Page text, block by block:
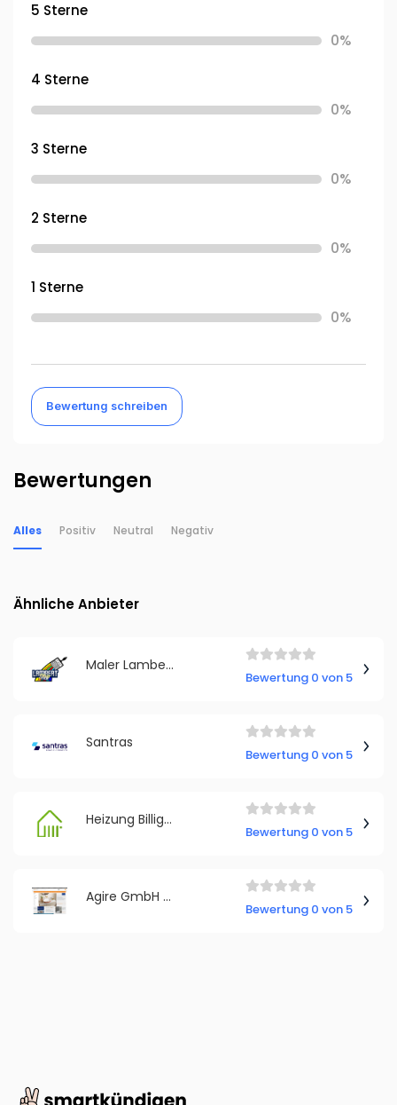
5 Sterne
0%
4 Sterne
0%
3 Sterne
0%
2 Sterne
0%
1 Sterne
0%
Bewertung schreiben
Bewertungen
Alles Positiv Neutral Negativ
Ähnliche Anbieter
Maler Lambert Shop
Bewertung 0 von 5
Santras
Bewertung 0 von 5
Heizung Billiger
Bewertung 0 von 5
Agire GmbH & Co. KG
Bewertung 0 von 5